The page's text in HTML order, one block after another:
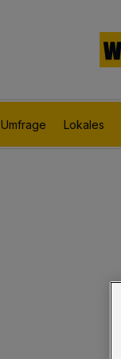
Umfrage Lokales